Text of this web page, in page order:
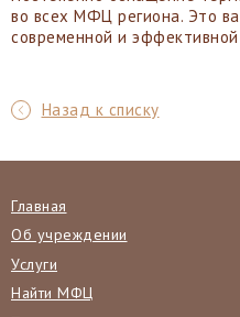
во всех МФЦ региона. Это
современной и эффективной
Назад к списку
Главная
Об учреждении
Услуги
Найти МФЦ